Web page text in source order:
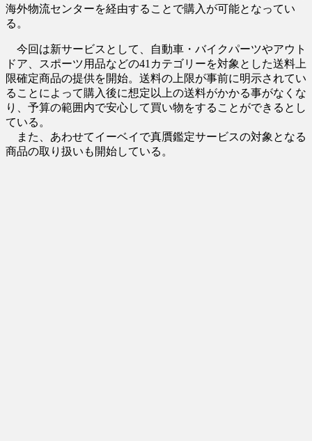
海外物流センターを経由することで購入が可能となってい
る。
今回は新サービスとして、自動車・バイクパーツやアウト
ドア、スポーツ用品などの41カテゴリーを対象とした送料上
限確定商品の提供を開始。送料の上限が事前に明示されてい
ることによって購入後に想定以上の送料がかかる事がなくな
り、予算の範囲内で安心して買い物をすることができるとし
ている。
また、あわせてイーベイで真贋鑑定サービスの対象となる
商品の取り扱いも開始している。